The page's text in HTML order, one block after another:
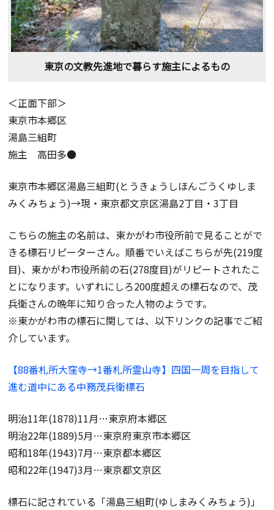
東京の文教先進地で暮らす施主によるもの
＜正面下部＞
東京市本郷区
湯島三組町
施主 高田多●
東京市本郷区湯島三組町(とうきょうしほんごうくゆしま
みくみちょう)→現・東京都文京区湯島2丁目・3丁目
こちらの施主の名前は、東かがわ市役所前で見ることがで
きる標石リピーターさん。順番でいえばこちらが先(219度
目)、東かがわ市役所前の石(278度目)がリピートされたこ
とになります。いずれにしろ200度超えの標石なので、茂
兵衛さんの晩年に知り合った人物のようです。
※東かがわ市の標石に関しては、以下リンクの記事でご紹
介しています。
【88番札所大窪寺→1番札所霊山寺】四国一周を目指して
進む道中にある中務茂兵衛標石
明治11年(1878)11月…東京府本郷区
明治22年(1889)5月…東京府東京市本郷区
昭和18年(1943)7月…東京都本郷区
昭和22年(1947)3月…東京都文京区
標石に記されている「湯島三組町(ゆしまみくみちょう)」